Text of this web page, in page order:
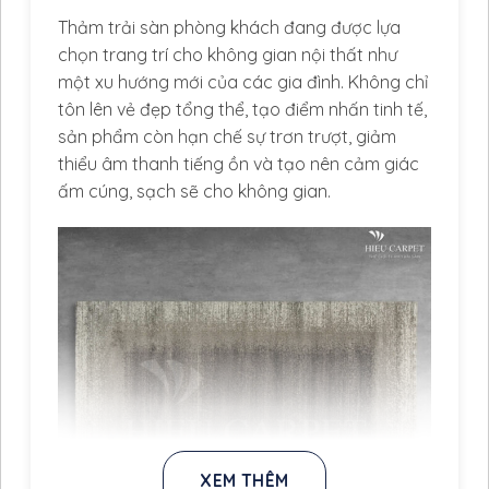
Thảm trải sàn phòng khách đang được lựa
chọn trang trí cho không gian nội thất như
một xu hướng mới của các gia đình. Không chỉ
tôn lên vẻ đẹp tổng thể, tạo điểm nhấn tinh tế,
sản phẩm còn hạn chế sự trơn trượt, giảm
thiểu âm thanh tiếng ồn và tạo nên cảm giác
ấm cúng, sạch sẽ cho không gian.
XEM THÊM